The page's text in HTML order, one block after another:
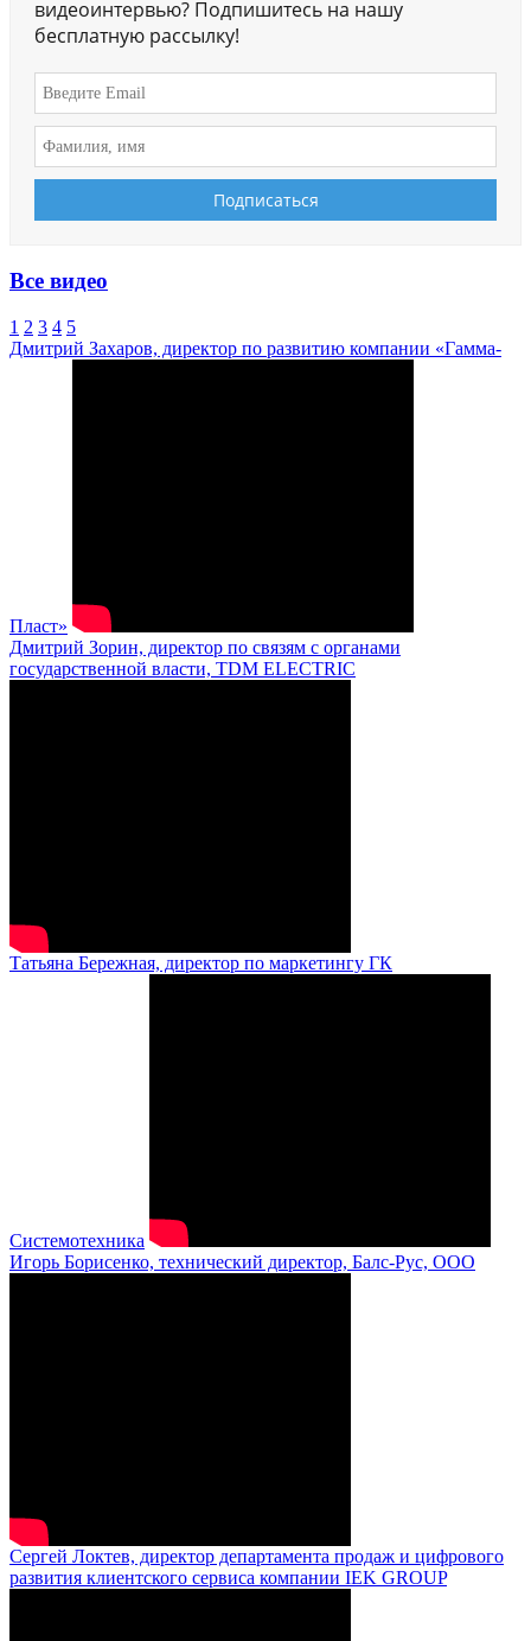
видеоинтервью? Подпишитесь на нашу
бесплатную рассылку!
Все видео
1 2 3 4 5
Дмитрий Захаров, директор по развитию компании «Гамма-
Пласт»
Дмитрий Зорин, директор по связям с органами
государственной власти, TDM ELECTRIC
Татьяна Бережная, директор по маркетингу ГК
Системотехника
Игорь Борисенко, технический директор, Балс-Рус, ООО
Сергей Локтев, директор департамента продаж и цифрового
развития клиентского сервиса компании IEK GROUP